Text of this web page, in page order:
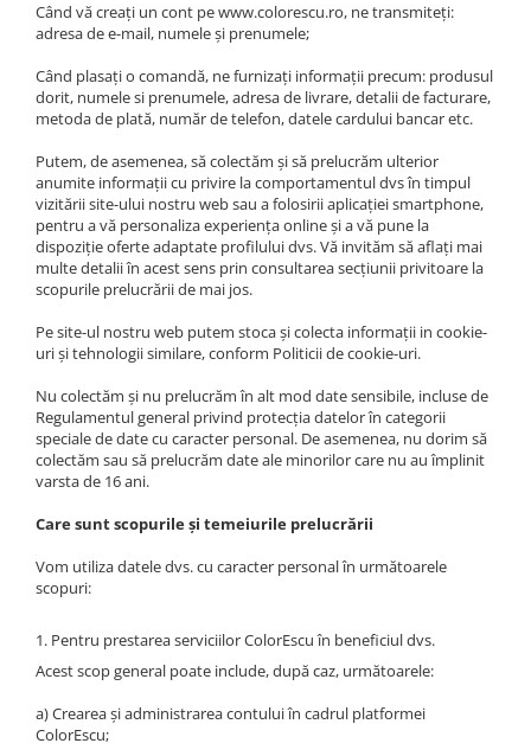
Când vă creați un cont pe www.colorescu.ro, ne transmiteți:
adresa de e-mail, numele și prenumele;
Când plasați o comandă, ne furnizați informații precum: produsul
dorit, numele si prenumele, adresa de livrare, detalii de facturare,
metoda de plată, număr de telefon, datele cardului bancar etc.
Putem, de asemenea, să colectăm și să prelucrăm ulterior
anumite informații cu privire la comportamentul dvs în timpul
vizitării site-ului nostru web sau a folosirii aplicației smartphone,
pentru a vă personaliza experiența online și a vă pune la
dispoziție oferte adaptate profilului dvs. Vă invităm să aflați mai
multe detalii în acest sens prin consultarea secțiunii privitoare la
scopurile prelucrării de mai jos.
Pe site-ul nostru web putem stoca și colecta informații in cookie-
uri și tehnologii similare, conform Politicii de cookie-uri.
Nu colectăm și nu prelucrăm în alt mod date sensibile, incluse de
Regulamentul general privind protecția datelor în categorii
speciale de date cu caracter personal. De asemenea, nu dorim să
colectăm sau să prelucrăm date ale minorilor care nu au împlinit
varsta de 16 ani.
Care sunt scopurile și temeiurile prelucrării
Vom utiliza datele dvs. cu caracter personal în următoarele
scopuri:
1. Pentru prestarea serviciilor ColorEscu în beneficiul dvs.
Acest scop general poate include, după caz, următoarele:
a) Crearea și administrarea contului în cadrul platformei
ColorEscu;